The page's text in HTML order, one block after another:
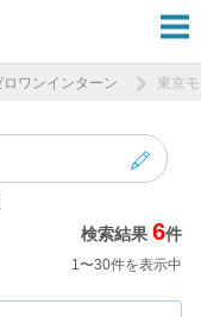
ワンインターン 東京
検索結果6件
1〜30件を表示中